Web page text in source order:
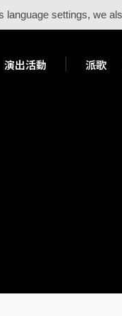
language settings, we
演出活動 派歌